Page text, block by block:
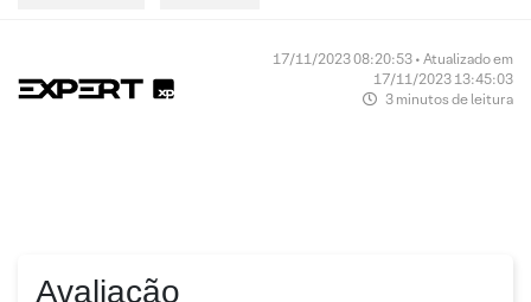
17/11/2023 08:20:53 • Atualizado em
17/11/2023 13:45:03
3 minutos de leitura
Avaliação